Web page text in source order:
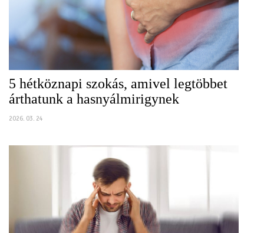
5 hétköznapi szokás, amivel legtöbbet
árthatunk a hasnyálmirigynek
2026. 03. 24